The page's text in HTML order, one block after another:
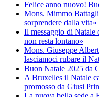
Felice anno nuovo!
Mons. Mimmo
sorprendere dalla vita»
Il messaggio di
non resta lontano»
Mons. Giuseppe
lasciamoci rubare il
Buon Natale 2025 da
A Bruxelles il Natale
promosso da Giusi